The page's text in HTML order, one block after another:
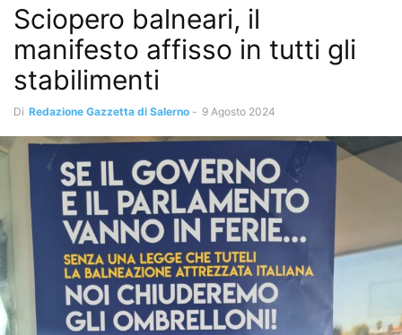
Sciopero balneari, il
manifesto affisso in tutti gli
stabilimenti
Di Redazione Gazzetta di Salerno - 9 Agosto 2024